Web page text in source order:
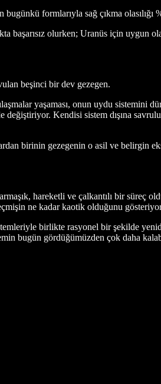
formlarıyla sağ çıkma olasılığı
başarısız olurken; Uranüs için uygun
beşinci bir dev gezegen.
yaşaması, onun uydu sistemini
Kendisi sistem dışına
birinin gezegenin o asil ve belirgin
hareketli ve çalkantılı bir süreç
ne kadar kaotik olduğunu
birlikte rasyonel bir şekilde
bugün gördüğümüzden çok daha